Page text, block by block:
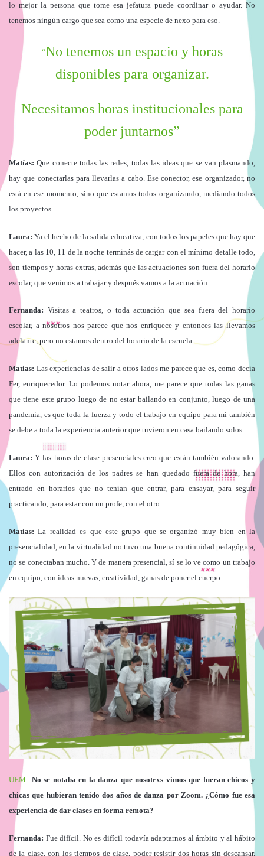
lo mejor la persona que tome esa jefatura puede coordinar o ayudar. No
tenemos ningún cargo que sea como una especie de nexo para eso.
“No tenemos un espacio y horas
disponibles para organizar.
Necesitamos horas institucionales para
poder juntarnos”
Matías: Que conecte todas las redes, todas las ideas que se van plasmando,
hay que conectarlas para llevarlas a cabo. Ese conector, ese organizador, no
está en ese momento, sino que estamos todos organizando, mediando todos
los proyectos.
Laura: Ya el hecho de la salida educativa, con todos los papeles que hay que
hacer, a las 10, 11 de la noche terminás de cargar con el mínimo detalle todo,
son tiempos y horas extras, además que las actuaciones son fuera del horario
escolar, que venimos a trabajar y después vamos a la actuación.
Fernanda: Visitas a teatros, o toda actuación que sea fuera del horario
escolar, a nosotros nos parece que nos enriquece y entonces las llevamos
adelante, pero no estamos dentro del horario de la escuela.
Matías: Las experiencias de salir a otros lados me parece que es, como decía
Fer, enriquecedor. Lo podemos notar ahora, me parece que todas las ganas
que tiene este grupo luego de no estar bailando en conjunto, luego de una
pandemia, es que toda la fuerza y todo el trabajo en equipo para mí también
se debe a toda la experiencia anterior que tuvieron en casa bailando solos.
Laura: Y las horas de clase presenciales creo que están también valorando.
Ellos con autorización de los padres se han quedado fuera de hora, han
entrado en horarios que no tenían que entrar, para ensayar, para seguir
practicando, para estar con un profe, con el otro.
Matías: La realidad es que este grupo que se organizó muy bien en la
presencialidad, en la virtualidad no tuvo una buena continuidad pedagógica,
no se conectaban mucho. Y de manera presencial, sí se lo ve como un trabajo
en equipo, con ideas nuevas, creatividad, ganas de poner el cuerpo.
UEM: No se notaba en la danza que nosotrxs vimos que fueran chicos y
chicas que hubieran tenido dos años de danza por Zoom. ¿Cómo fue esa
experiencia de dar clases en forma remota?
Fernanda: Fue difícil. No es difícil todavía adaptarnos al ámbito y al hábito
de la clase, con los tiempos de clase, poder resistir dos horas sin descansar,